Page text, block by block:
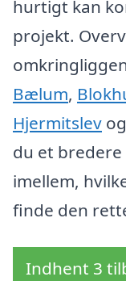
hurtigt kan
projekt.
Bælum,
Hjermitslev
du et
imellem,
finde den
Indhent 3